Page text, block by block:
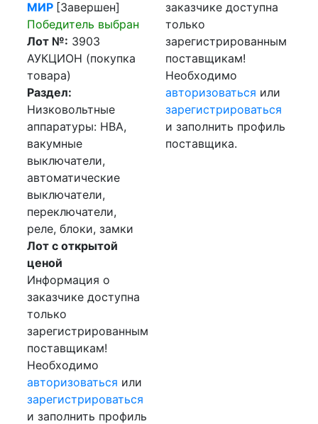
МИР [Завершен]
Победитель выбран
Лот №: 3903
АУКЦИОН (покупка
товара)
Раздел:
Низковольтные
аппаратуры: НВА,
вакумные
выключатели,
автоматические
выключатели,
переключатели,
реле, блоки, замки
Лот с открытой
ценой
Информация о
заказчике доступна
только
зарегистрированным
поставщикам!
Необходимо
авторизоваться или
зарегистрироваться
и заполнить профиль
заказчике доступна
только
зарегистрированным
поставщикам!
Необходимо
авторизоваться или
зарегистрироваться
и заполнить профиль
поставщика.